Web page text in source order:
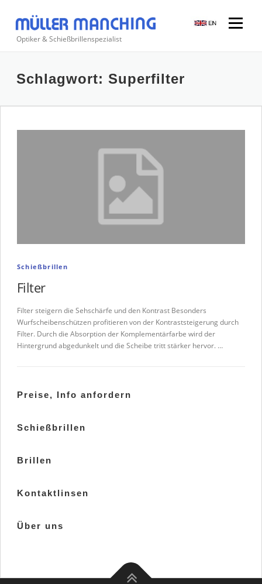
Inhalt
springen
Optiker & Schießbrillenspezialist
nach:
Menü
Schlagwort: Superfilter
Schießbrillen
Filter
Filter steigern die Sehschärfe und den Kontrast Besonders
Wurfscheibenschützen profitieren von der Kontraststeigerung durch
Filter. Durch die Absorption der Komplementärfarbe wird der
Hintergrund abgedunkelt und die Scheibe tritt stärker hervor. …
Preise, Info anfordern
Schießbrillen
Brillen
Kontaktlinsen
Über uns